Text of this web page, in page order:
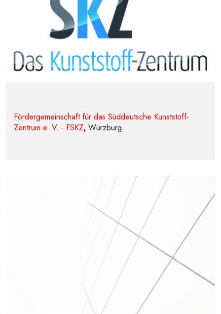
Fördergemeinschaft für das Süddeutsche Kunststoff-
Zentrum e. V. - FSKZ, Würzburg